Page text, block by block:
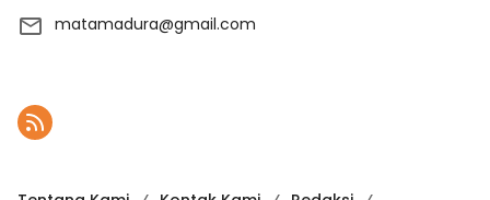
matamadura@gmail.com